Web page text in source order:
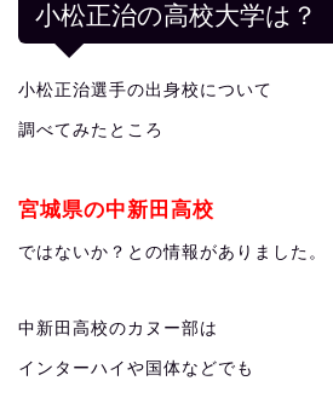
小松正治の高校大学は？
小松正治選手の出身校について
調べてみたところ
宮城県の中新田高校
ではないか？との情報がありました。
中新田高校のカヌー部は
インターハイや国体などでも